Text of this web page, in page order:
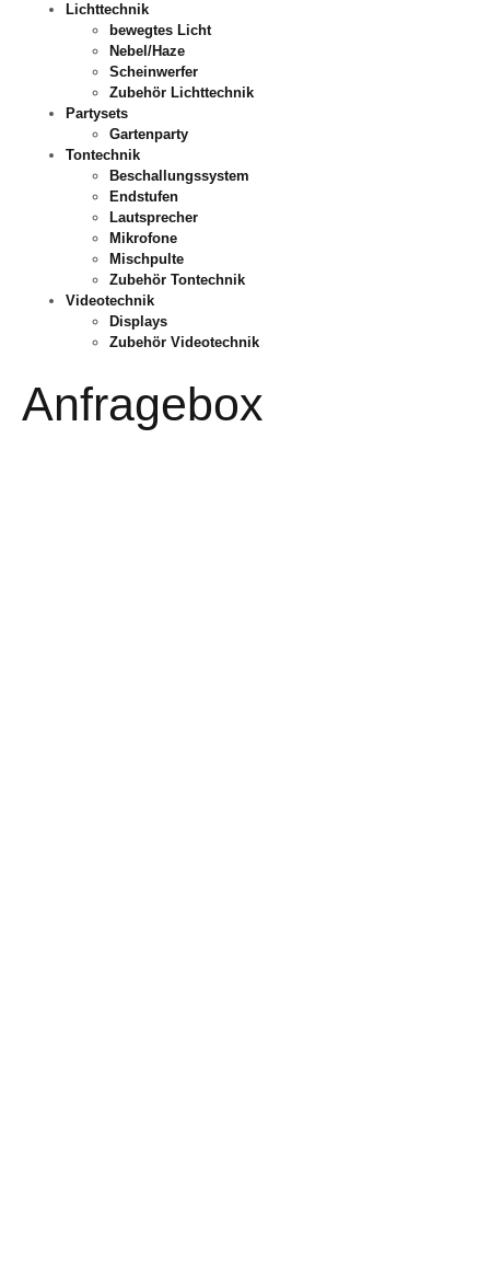
Lichttechnik
bewegtes Licht
Nebel/Haze
Scheinwerfer
Zubehör Lichttechnik
Partysets
Gartenparty
Tontechnik
Beschallungssystem
Endstufen
Lautsprecher
Mikrofone
Mischpulte
Zubehör Tontechnik
Videotechnik
Displays
Zubehör Videotechnik
Anfragebox